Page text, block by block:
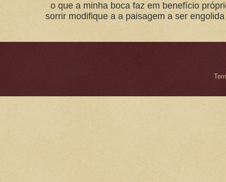
o que a minha boca faz em benefício
sorrir modifique a a paisagem a ser